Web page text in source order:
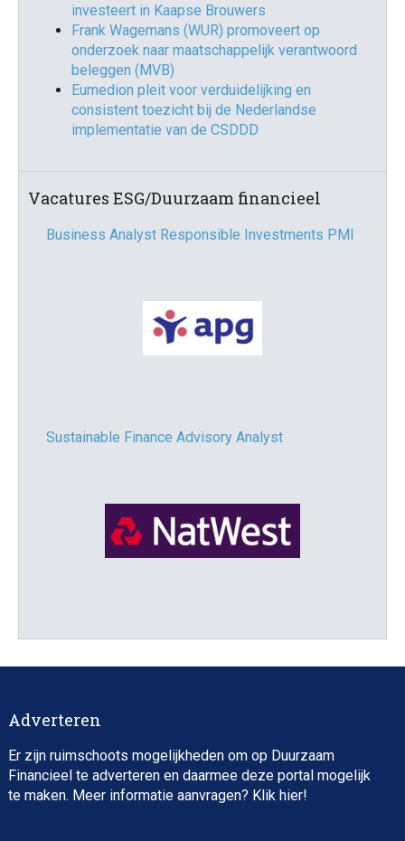
investeert in Kaapse Brouwers
Frank Wagemans (WUR) promoveert op
onderzoek naar maatschappelijk verantwoord
beleggen (MVB)
Eumedion pleit voor verduidelijking en
consistent toezicht bij de Nederlandse
implementatie van de CSDDD
Vacatures ESG/Duurzaam financieel
Business Analyst Responsible Investments PMI
Sustainable Finance Advisory Analyst
Director, Impact Investing
Adverteren
Er zijn ruimschoots mogelijkheden om op Duurzaam
Financieel te adverteren en daarmee deze portal mogelijk
te maken. Meer informatie aanvragen? Klik hier!